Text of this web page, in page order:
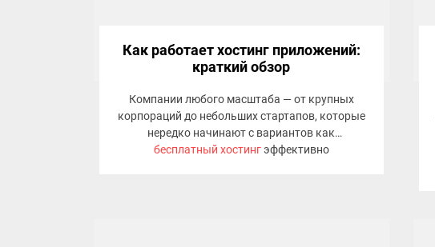
Как работает хостинг приложений:
краткий обзор
Компании любого масштаба — от крупных
корпораций до небольших стартапов, которые
нередко начинают с вариантов как
бесплатный хостингэффективно